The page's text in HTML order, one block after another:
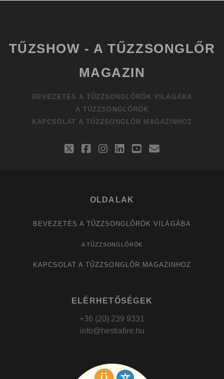
TŰZSHOW - A TŰZZSONGLŐR
MAGAZIN
BEVEZETÉS A TŰZZSONGLŐRÖK VILÁGÁBA
A TŰZZSONGLŐRÖK
KAPCSOLAT A TŰZZSONGLŐR MAGAZINHOZ
twitterfacebook
instagram
linkedin
youtube
email
OLDALAK
BEVEZETÉS A TŰZZSONGLŐRÖK VILÁGÁBA
A TŰZZSONGLŐRÖK
KAPCSOLAT A TŰZZSONGLŐR MAGAZINHOZ
ELÉRHETŐSÉGEK
+36 (20) 239 9331
info@hestiafire.hu